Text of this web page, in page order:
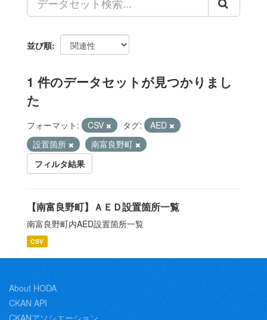
並び順
1 件のデータセットが見つかりまし
た
フォーマット: CSV タグ:
AED
設置箇所
南富良野町
フィルタ結果
【南富良野町】ＡＥＤ設置箇所一覧
南富良野町内AED設置箇所一覧
CSV
About HODA
CKAN API